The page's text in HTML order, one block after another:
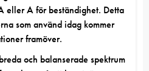
eller A för beständighet. Detta
som använd idag kommer
framöver.
och balanserade spektrum